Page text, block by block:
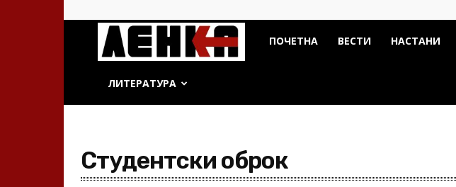
ДСП
ПОЧЕТНА ВЕСТИ НАСТАНИ
ЛИТЕРАТУРА
Студентски оброк